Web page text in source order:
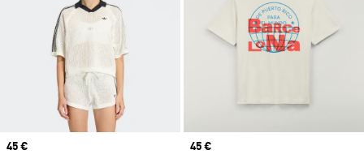
Price
45 €
Price
45 €